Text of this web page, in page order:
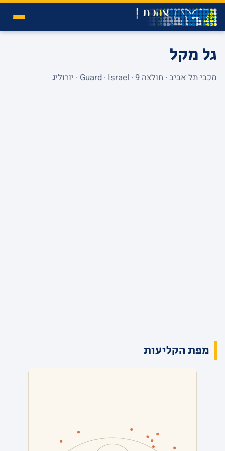
גל מקל
מכבי תל אביב · חולצה 9 · Guard · Israel · יורוליג
מפת הקליעות